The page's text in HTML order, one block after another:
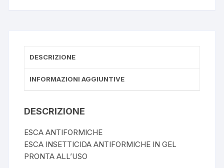
DESCRIZIONE
INFORMAZIONI AGGIUNTIVE
DESCRIZIONE
ESCA ANTIFORMICHE
ESCA INSETTICIDA ANTIFORMICHE IN GEL
PRONTA ALL’USO